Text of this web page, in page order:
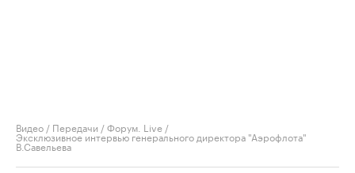
Видео / Передачи /Форум. Live /
Эксклюзивное интервью генерального директора "Аэрофлота"
В.Савельева